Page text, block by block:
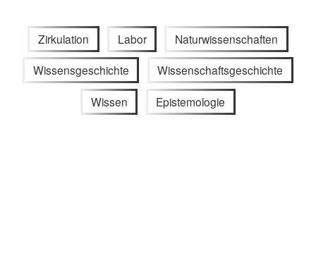
Zirkulation Labor Naturwissenschaften
Wissensgeschichte Wissenschaftsgeschichte
Wissen Epistemologie